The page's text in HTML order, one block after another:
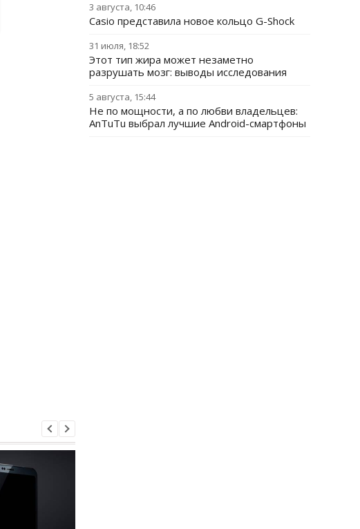
3 августа, 10:46
Casio представила новое кольцо G-Shock
31 июля, 18:52
Этот тип жира может незаметно
разрушать мозг: выводы исследования
5 августа, 15:44
Не по мощности, а по любви владельцев:
AnTuTu выбрал лучшие Android-смартфоны